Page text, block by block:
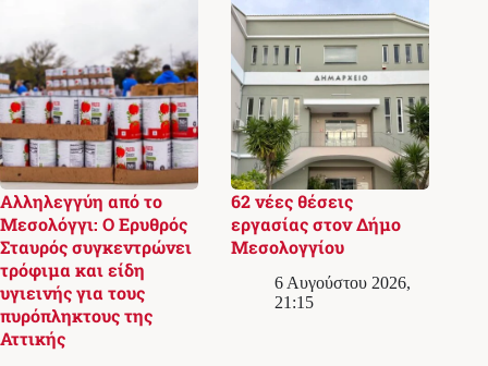
Αλληλεγγύη από το
Μεσολόγγι: Ο Ερυθρός
Σταυρός συγκεντρώνει
τρόφιμα και είδη
υγιεινής για τους
πυρόπληκτους της
Αττικής
62 νέες θέσεις
εργασίας στον Δήμο
Μεσολογγίου
6 Αυγούστου 2026,
21:15